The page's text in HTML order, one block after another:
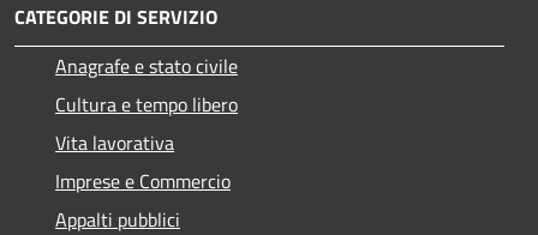
CATEGORIE DI SERVIZIO
Anagrafe e stato civile
Cultura e tempo libero
Vita lavorativa
Imprese e Commercio
Appalti pubblici